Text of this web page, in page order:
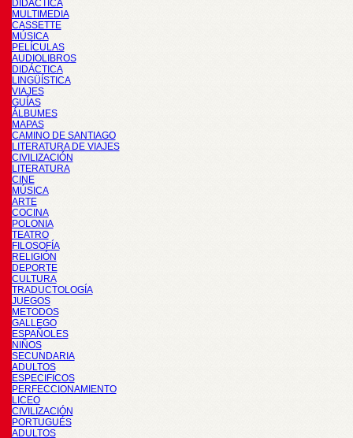
DIDÁCTICA
MULTIMEDIA
CASSETTE
MÚSICA
PELÍCULAS
AUDIOLIBROS
DIDÁCTICA
LINGÜÍSTICA
VIAJES
GUÍAS
ÁLBUMES
MAPAS
CAMINO DE SANTIAGO
LITERATURA DE VIAJES
CIVILIZACIÓN
LITERATURA
CINE
MÚSICA
ARTE
COCINA
POLONIA
TEATRO
FILOSOFÍA
RELIGIÓN
DEPORTE
CULTURA
TRADUCTOLOGÍA
JUEGOS
METODOS
GALLEGO
ESPAÑOLES
NIÑOS
SECUNDARIA
ADULTOS
ESPECIFICOS
PERFECCIONAMIENTO
LICEO
CIVILIZACIÓN
PORTUGUÉS
ADULTOS